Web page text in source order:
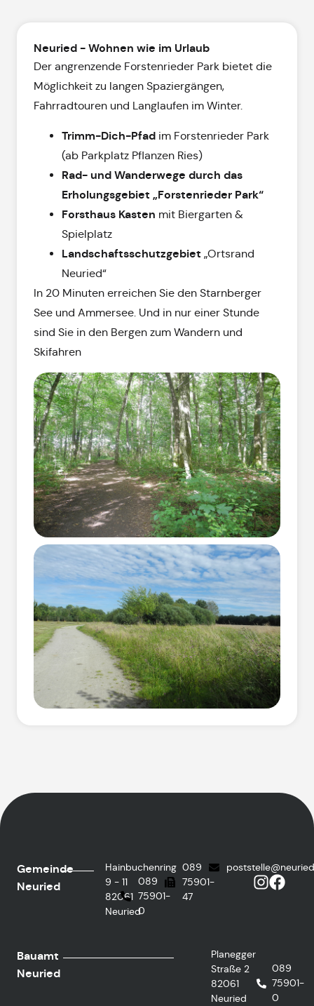
Neuried - Wohnen wie im Urlaub
Der angrenzende Forstenrieder Park bietet die
Möglichkeit zu langen Spaziergängen,
Fahrradtouren und Langlaufen im Winter.
Trimm-Dich-Pfad im Forstenrieder Park
(ab Parkplatz Pflanzen Ries)
Rad- und Wanderwege durch das
Erholungsgebiet „Forstenrieder Park“
Forsthaus Kasten mit Biergarten &
Spielplatz
Landschaftsschutzgebiet „Ortsrand
Neuried“
In 20 Minuten erreichen Sie den Starnberger
See und Ammersee. Und in nur einer Stunde
sind Sie in den Bergen zum Wandern und
Skifahren
Gemeinde
Neuried
Hainbuchenring
9 - 11
82061
Neuried
089
75901-
0
089
75901-
47
Bauamt
Neuried
Planegger
Straße 2
82061
Neuried
089
75901-
0